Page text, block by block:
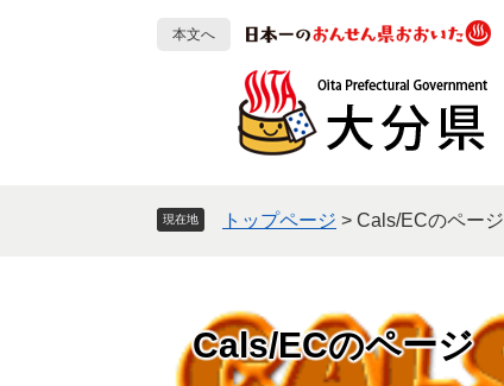
本文へ
現在地 トップページ > Cals/ECのページ
Cals/ECのページ